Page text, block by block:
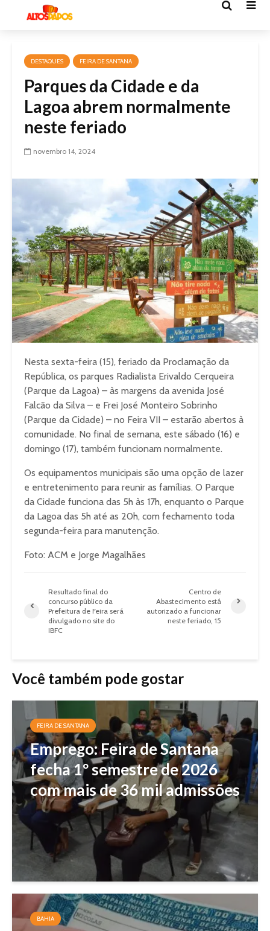
DESTAQUES FEIRA DE SANTANA
Parques da Cidade e da
Lagoa abrem normalmente
neste feriado
novembro 14, 2024
Nesta sexta-feira (15), feriado da Proclamação da
República, os parques Radialista Erivaldo Cerqueira
(Parque da Lagoa) – às margens da avenida José
Falcão da Silva – e Frei José Monteiro Sobrinho
(Parque da Cidade) – no Feira VII – estarão abertos à
comunidade. No final de semana, este sábado (16) e
domingo (17), também funcionam normalmente.
Os equipamentos municipais são uma opção de lazer
e entretenimento para reunir as famílias. O Parque
da Cidade funciona das 5h às 17h, enquanto o Parque
da Lagoa das 5h até as 20h, com fechamento toda
segunda-feira para manutenção.
Foto: ACM e Jorge Magalhães
Resultado final do
concurso público da
Prefeitura de Feira será
divulgado no site do
IBFC
Centro de
Abastecimento está
autorizado a funcionar
neste feriado, 15
Você também pode gostar
FEIRA DE SANTANA
Emprego: Feira de Santana
fecha 1º semestre de 2026
com mais de 36 mil admissões
BAHIA